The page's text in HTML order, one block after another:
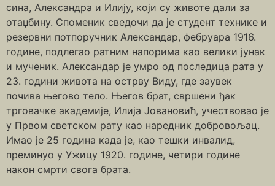
сина, Александра и Илију, који су животе дали за
отаџбину. Споменик сведочи да је студент технике и
резервни потпоручник Александар, фебруара 1916.
године, подлегао ратним напорима као велики јунак
и мученик. Александар је умро од последица рата у
23. години живота на острву Виду, где заувек
почива његово тело. Његов брат, свршени ђак
трговачке академије, Илија Јовановић, учествовао је
у Првом светском рату као наредник добровољац.
Имао је 25 година када је, као тешки инвалид,
преминуо у Ужицу 1920. године, четири године
након смрти свога брата.